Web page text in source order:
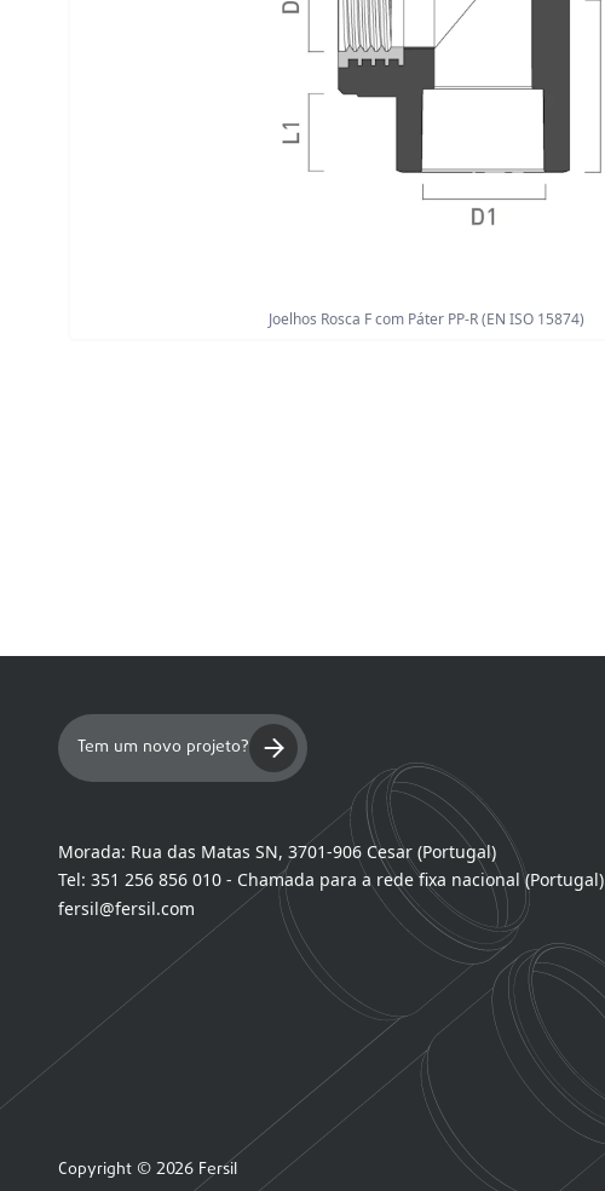
Joelhos Rosca F com Páter PP-R (EN ISO 15874)
Tem um novo projeto?
Morada: Rua das Matas SN, 3701-906 Cesar (Portugal)
Tel: 351 256 856 010 - Chamada para a rede fixa nacional (Portugal)
fersil@fersil.com
Copyright © 2026 Fersil